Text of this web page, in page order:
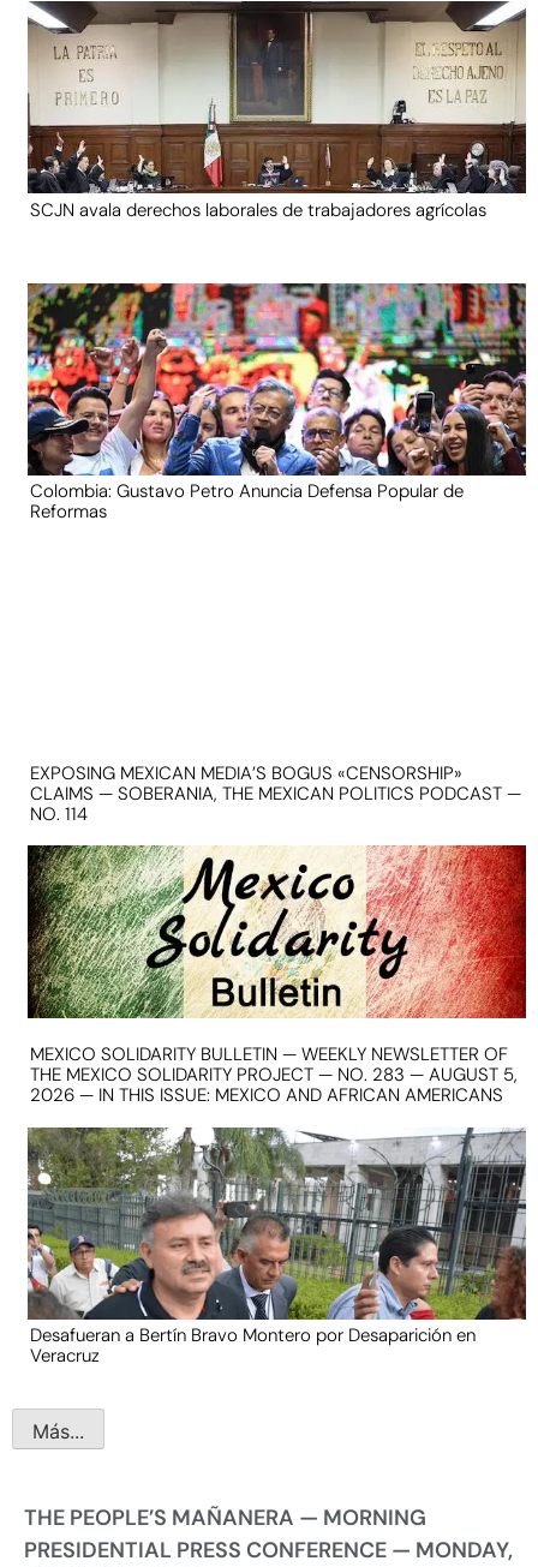
SCJN avala derechos laborales de trabajadores agrícolas
Colombia: Gustavo Petro Anuncia Defensa Popular de
Reformas
EXPOSING MEXICAN MEDIA’S BOGUS «CENSORSHIP»
CLAIMS — SOBERANIA, THE MEXICAN POLITICS PODCAST —
NO. 114
MEXICO SOLIDARITY BULLETIN — WEEKLY NEWSLETTER OF
THE MEXICO SOLIDARITY PROJECT — NO. 283 — AUGUST 5,
2026 — IN THIS ISSUE: MEXICO AND AFRICAN AMERICANS
Desafueran a Bertín Bravo Montero por Desaparición en
Veracruz
Más...
THE PEOPLE’S MAÑANERA — MORNING
PRESIDENTIAL PRESS CONFERENCE — MONDAY,